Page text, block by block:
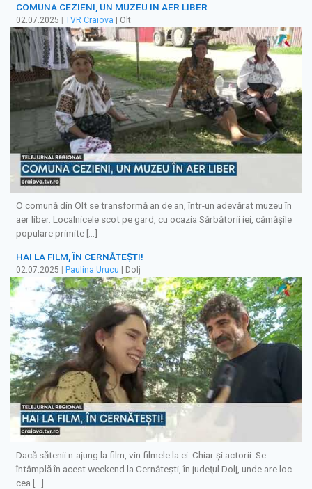
COMUNA CEZIENI, UN MUZEU ÎN AER LIBER
02.07.2025 | TVR Craiova | Olt
O comună din Olt se transformă an de an, într-un adevărat muzeu în
aer liber. Localnicele scot pe gard, cu ocazia Sărbătorii iei, cămășile
populare primite […]
HAI LA FILM, ÎN CERNĂTEŞTI!
02.07.2025 Paulina Urucu | Dolj
Dacă sătenii n-ajung la film, vin filmele la ei. Chiar şi actorii. Se
întâmplă în acest weekend la Cernăteşti, în judeţul Dolj, unde are loc
cea […]